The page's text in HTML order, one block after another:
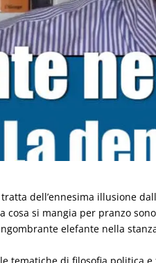
dell’ennesima illusione
si mangia per pranzo
elefante nella
tematiche di filosofia politica